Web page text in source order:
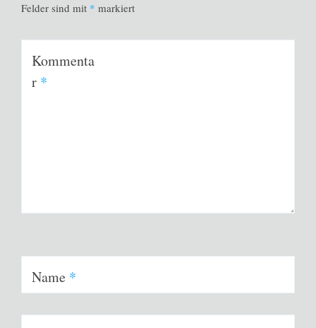
Felder sind mit * markiert
Kommenta
r *
Name *